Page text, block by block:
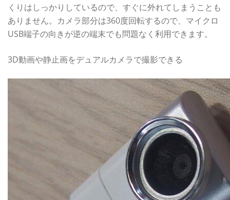
くりはしっかりしているので、すぐに外れてしまうことも
ありません。カメラ部分は360度回転するので、マイクロ
USB端子の向きが逆の端末でも問題なく利用できます。
3D動画や静止画をデュアルカメラで撮影できる